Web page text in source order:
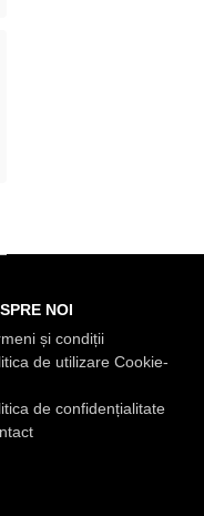
NOI
și condiții
de utilizare Cookie-
de confidențialitate